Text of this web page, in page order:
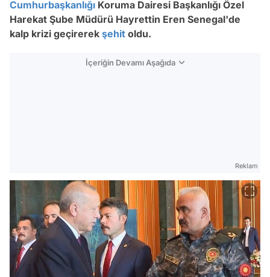
Cumhurbaşkanlığı Koruma Dairesi Başkanlığı Özel
Harekat Şube Müdürü Hayrettin Eren Senegal'de
kalp krizi geçirerek şehit oldu.
İçeriğin Devamı Aşağıda
Reklam